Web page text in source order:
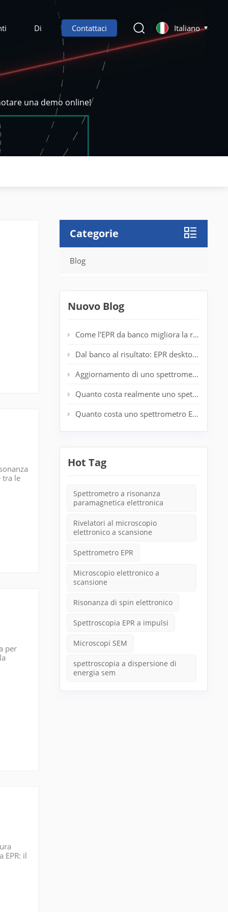
Di Contattaci Italiano
una demo online!
tra le
per
EPR: il
Categorie
Blog
Nuovo Blog
Come l’EPR da banco migliora la rilevazione dei radicali nei laboratori di polimeri
Dal banco al risultato: EPR desktop per l'analisi dello spin in tempo reale
Aggiornamento di uno spettrometro EPR obsoleto: prolungamento della durata del sistema senza un nuovo magnete
Quanto costa realmente uno spettrometro EPR entry-level?
Quanto costa uno spettrometro EPR? Guida completa ai prezzi per i ricercatori
Hot Tag
Spettrometro a risonanza
paramagnetica elettronica
Rivelatori al microscopio
elettronico a scansione
Spettrometro EPR
Microscopio elettronico a
scansione
Risonanza di spin elettronico
Spettroscopia EPR a impulsi
Microscopi SEM
spettroscopia a dispersione di
energia sem